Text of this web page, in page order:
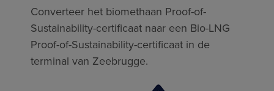
Converteer het biomethaan Proof-of-
Sustainability-certificaat naar een Bio-LNG
Proof-of-Sustainability-certificaat in de
terminal van Zeebrugge.